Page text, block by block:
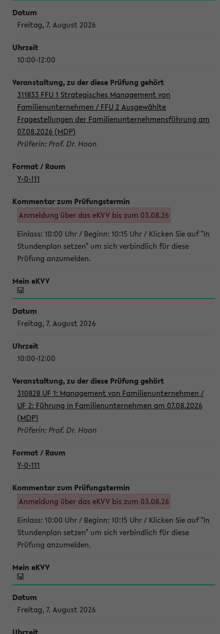
Freitag, 7. August 2026
10:00-12:00
311833 FFU 1 Strategisches Management von
Familienunternehmen / FFU 2 Ausgewählte
Fragestellungen der Familienunternehmensführung am
07.08.2026 (MDP)
Prüferin: Prof. Dr. Hoon
Y-0-111
Anmeldung über das eKVV bis zum 03.08.26
Einlass: 10:00 Uhr / Beginn: 10:15 Uhr / Klicken Sie auf "In
Stundenplan setzen" um sich verbindlich für diese
Prüfung anzumelden.
Freitag, 7. August 2026
10:00-12:00
310828 UF 1: Management von Familienunternehmen /
UF 2: Führung in Familienunternehmen am 07.08.2026
(MDP)
Prüferin: Prof. Dr. Hoon
Y-0-111
Anmeldung über das eKVV bis zum 03.08.26
Einlass: 10:00 Uhr / Beginn: 10:15 Uhr / Klicken Sie auf "In
Stundenplan setzen" um sich verbindlich für diese
Prüfung anzumelden.
Freitag, 7. August 2026